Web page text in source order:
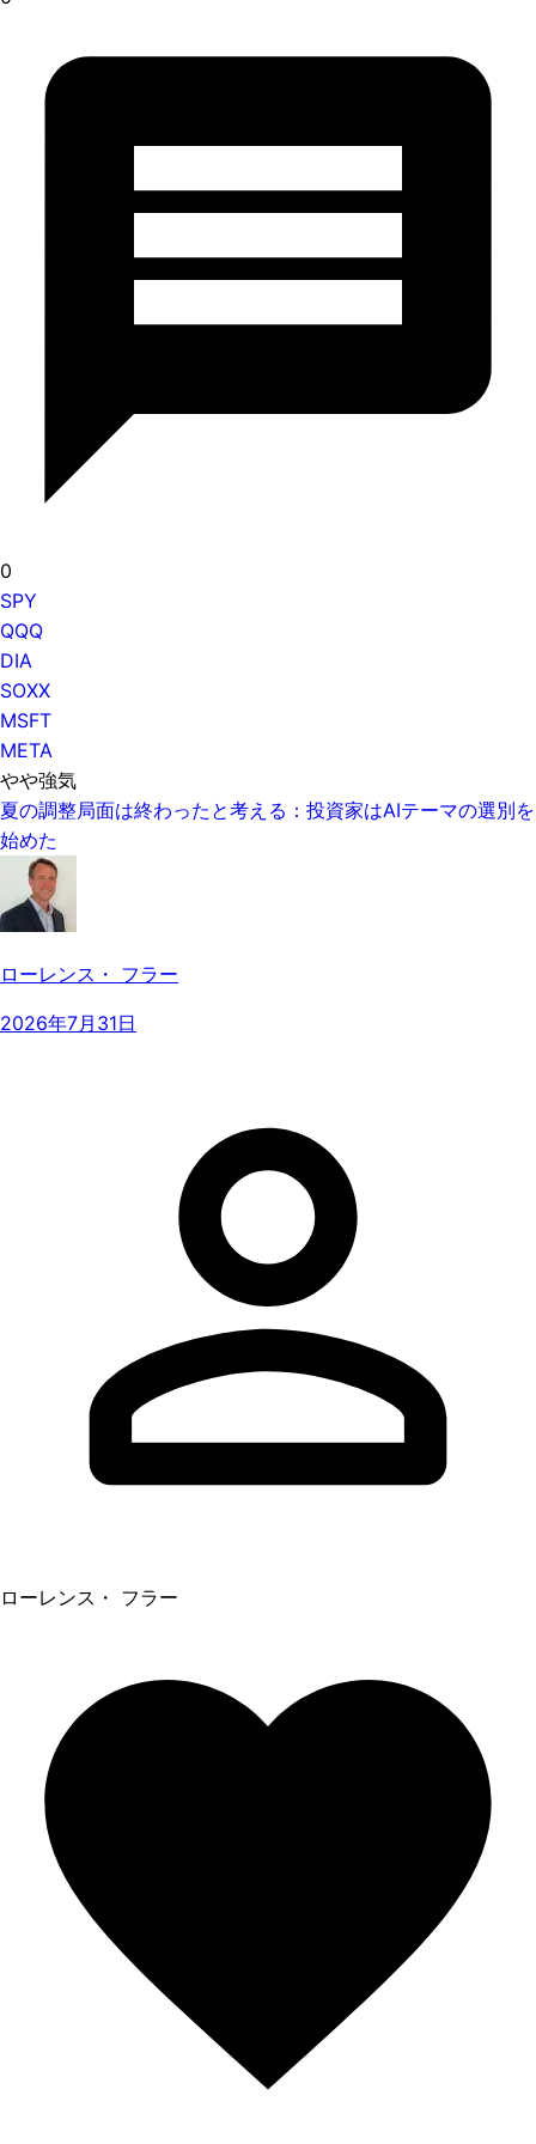
0
SPY
QQQ
DIA
SOXX
MSFT
META
やや強気
夏の調整局面は終わったと考える：投資家はAIテーマの選別を
始めた
ローレンス・ フラー
2026年7月31日
ローレンス・ フラー